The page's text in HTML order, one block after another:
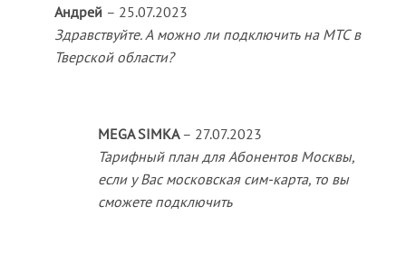
Андрей – 25.07.2023
Здравствуйте. А можно ли подключить на МТС в
Тверской области?
MEGA SIMKA – 27.07.2023
Тарифный план для Абонентов Москвы,
если у Вас московская сим-карта, то вы
сможете подключить